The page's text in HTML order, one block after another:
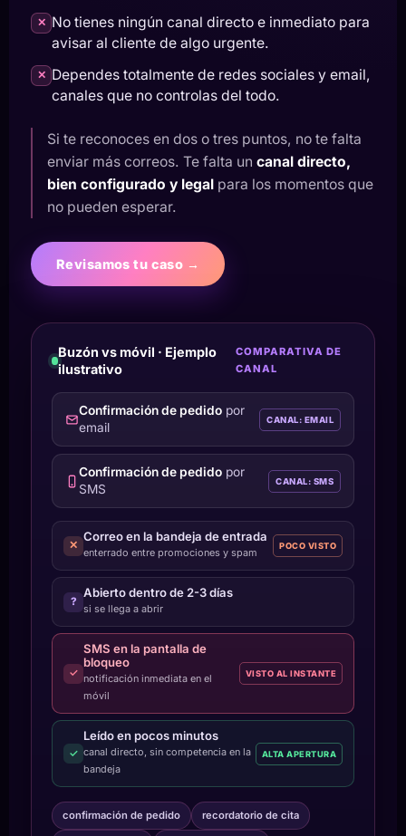
✕ No tienes ningún canal directo e inmediato para
avisar al cliente de algo urgente.
✕ Dependes totalmente de redes sociales y email,
canales que no controlas del todo.
Si te reconoces en dos o tres puntos, no te falta
enviar más correos. Te falta un canal directo,
bien configurado y legal para los momentos que
no pueden esperar.
Revisamos tu caso →
Buzón vs móvil · Ejemplo
ilustrativo
COMPARATIVA DE
CANAL
Confirmación de pedido por
email
CANAL: EMAIL
Confirmación de pedido por
SMS
CANAL: SMS
✕
Correo en la bandeja de entrada
enterrado entre promociones y spam
POCO VISTO
?
Abierto dentro de 2-3 días
si se llega a abrir
✓
SMS en la pantalla de
bloqueo
notificación inmediata en el
móvil
VISTO AL INSTANTE
✓
Leído en pocos minutos
canal directo, sin competencia en la
bandeja
ALTA APERTURA
confirmación de pedido recordatorio de cita